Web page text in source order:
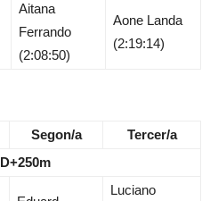
Aitana
Ferrando
(2:08:50)
Aone Landa
(2:19:14)
Segon/a
Tercer/a
Luciano